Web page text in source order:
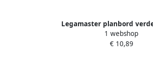
Legamaster planbord
5mm x 16m groen
1 webshop
€ 10,89